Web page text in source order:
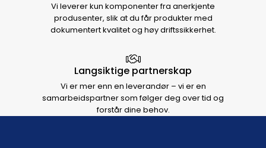
Vi leverer kun komponenter fra anerkjente
produsenter, slik at du får produkter med
dokumentert kvalitet og høy driftssikkerhet.
Langsiktige partnerskap
Vi er mer enn en leverandør – vi er en
samarbeidspartner som følger deg over tid og
forstår dine behov.